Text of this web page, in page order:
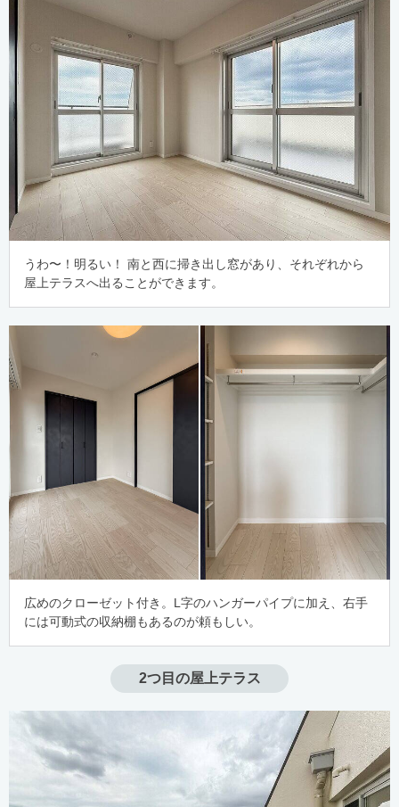
うわ〜！明るい！ 南と西に掃き出し窓があり、それぞれから
屋上テラスへ出ることができます。
広めのクローゼット付き。L字のハンガーパイプに加え、右手
には可動式の収納棚もあるのが頼もしい。
2つ目の屋上テラス